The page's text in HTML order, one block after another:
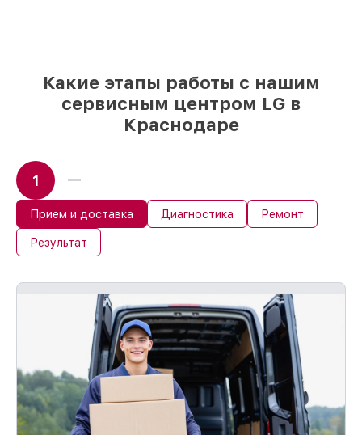
Какие этапы работы с нашим
сервисным центром LG в
Краснодаре
1
Прием и доставка Диагностика Ремонт
Результат